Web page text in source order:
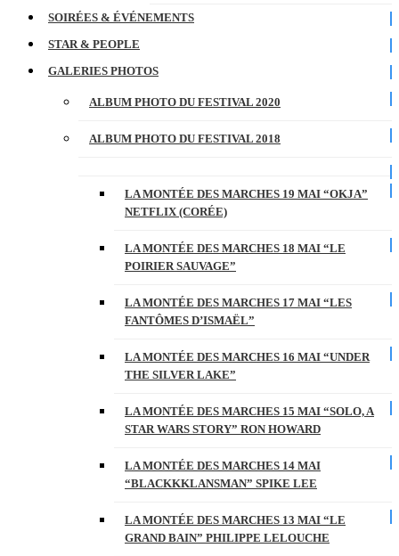
SOIRÉES & ÉVÉNEMENTS
STAR & PEOPLE
GALERIES PHOTOS
ALBUM PHOTO DU FESTIVAL 2020
ALBUM PHOTO DU FESTIVAL 2018
LA MONTÉE DES MARCHES 19 MAI “OKJA”
NETFLIX (CORÉE)
LA MONTÉE DES MARCHES 18 MAI “LE
POIRIER SAUVAGE”
LA MONTÉE DES MARCHES 17 MAI “LES
FANTÔMES D’ISMAËL”
LA MONTÉE DES MARCHES 16 MAI “UNDER
THE SILVER LAKE”
LA MONTÉE DES MARCHES 15 MAI “SOLO, A
STAR WARS STORY” RON HOWARD
LA MONTÉE DES MARCHES 14 MAI
“BLACKKKLANSMAN” SPIKE LEE
LA MONTÉE DES MARCHES 13 MAI “LE
GRAND BAIN” PHILIPPE LELOUCHE